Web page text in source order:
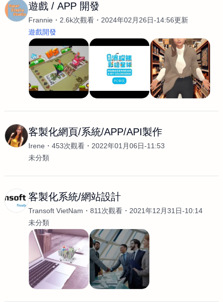
遊戲 / APP 開發
Frannie 2.6k次觀看
2024年02月26日-14:56更新
遊戲開發
客製化網頁/系統/APP/API製作
Irene 453次觀看
2022年01月06日-11:53
未分類
客製化系統/網站設計
Transoft VietNam 811次觀看
2021年12月31日-10:14
未分類